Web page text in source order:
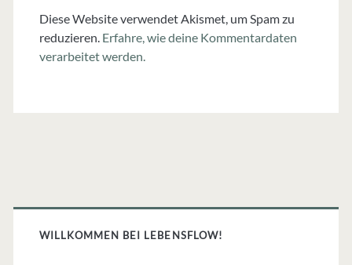
Diese Website verwendet Akismet, um Spam zu
reduzieren. Erfahre, wie deine Kommentardaten
verarbeitet werden.
Primäre
Sidebar
WILLKOMMEN BEI LEBENSFLOW!